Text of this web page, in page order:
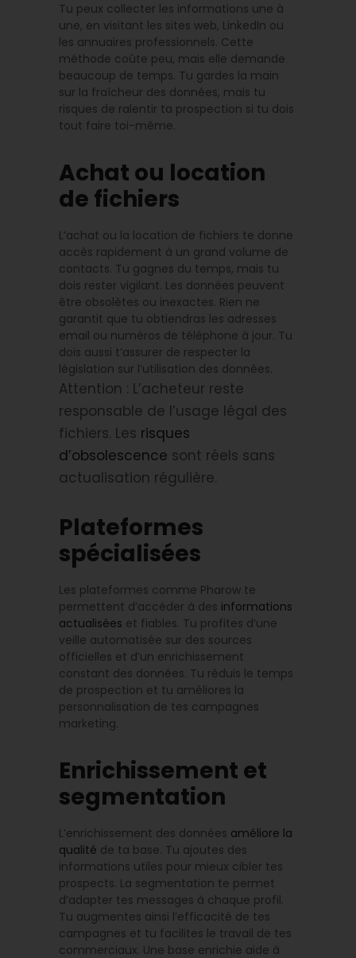
Tu peux collecter les informations une à
une, en visitant les sites web, LinkedIn ou
les annuaires professionnels. Cette
méthode coûte peu, mais elle demande
beaucoup de temps. Tu gardes la main
sur la fraîcheur des données, mais tu
risques de ralentir ta prospection si tu dois
tout faire toi-même.
Achat ou location
de fichiers
L’achat ou la location de fichiers te donne
accès rapidement à un grand volume de
contacts. Tu gagnes du temps, mais tu
dois rester vigilant. Les données peuvent
être obsolètes ou inexactes. Rien ne
garantit que tu obtiendras les adresses
email ou numéros de téléphone à jour. Tu
dois aussi t’assurer de respecter la
législation sur l’utilisation des données.
Attention : L’acheteur reste
responsable de l’usage légal des
fichiers. Les risques
d’obsolescence sont réels sans
actualisation régulière.
Plateformes
spécialisées
Les plateformes comme Pharow te
permettent d’accéder à des informations
actualisées et fiables. Tu profites d’une
veille automatisée sur des sources
officielles et d’un enrichissement
constant des données. Tu réduis le temps
de prospection et tu améliores la
personnalisation de tes campagnes
marketing.
Enrichissement et
segmentation
L’enrichissement des données améliore la
qualité de ta base. Tu ajoutes des
informations utiles pour mieux cibler tes
prospects. La segmentation te permet
d’adapter tes messages à chaque profil.
Tu augmentes ainsi l’efficacité de tes
campagnes et tu facilites le travail de tes
commerciaux. Une base enrichie aide à